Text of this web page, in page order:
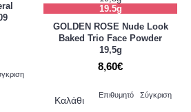
19.5g
GOLDEN ROSE Nude Look
Baked Trio Face Powder
19,5g
8,60€
Καλάθι Επιθυμητό Σύγκριση